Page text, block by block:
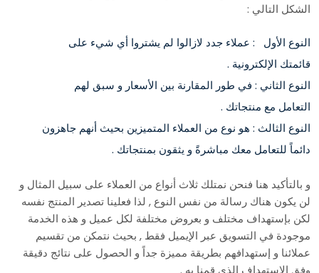
الشكل التالي :
النوع الأول : عملاء جدد لازالوا لم يشتروا أي شيء على
قائمتك الإلكترونية .
النوع الثاني : في طور المقارنة بين الأسعار و سبق لهم
التعامل مع منتجاتك .
النوع الثالث : هو نوع من العملاء المتميزين بحيث أنهم جاهزون
دائماً للتعامل معك مباشرةً و يثقون بمنتجاتك .
و بالتأكيد هنا فنحن نمتلك ثلاث أنواع من العملاء على سبيل المثال و
لن يكون هناك رسالة من نفس النوع , لذا فعلينا تصدير المنتج نفسه
لكن بإستهداف مختلف و بعروض مختلفة لكل عميل و هذه الخدمة
موجودة في التسويق عبر الإيميل فقط , بحيث نتمكن من تقسيم
عملائنا و إستهدافهم بطريقة مميزة جداً و الحصول على نتائج دقيقة